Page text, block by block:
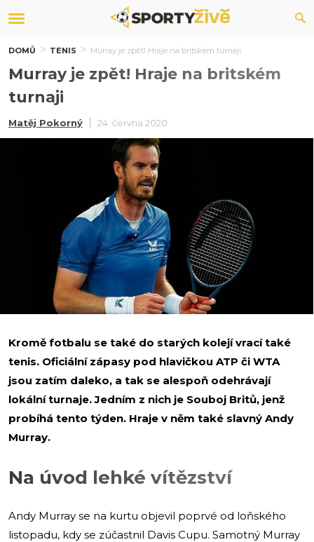
DOMŮ TENIS Murray je zpět! Hraje na britském turnaji
Murray je zpět! Hraje na britském
turnaji
Matěj Pokorný 24. června 2020
Kromě fotbalu se také do starých kolejí vrací také
tenis. Oficiální zápasy pod hlavičkou ATP či WTA
jsou zatím daleko, a tak se alespoň odehrávají
lokální turnaje. Jedním z nich je Souboj Britů, jenž
probíhá tento týden. Hraje v něm také slavný Andy
Murray.
Na úvod lehké vítězství
Andy Murray se na kurtu objevil poprvé od loňského
listopadu, kdy se zúčastnil Davis Cupu. Samotný Murray